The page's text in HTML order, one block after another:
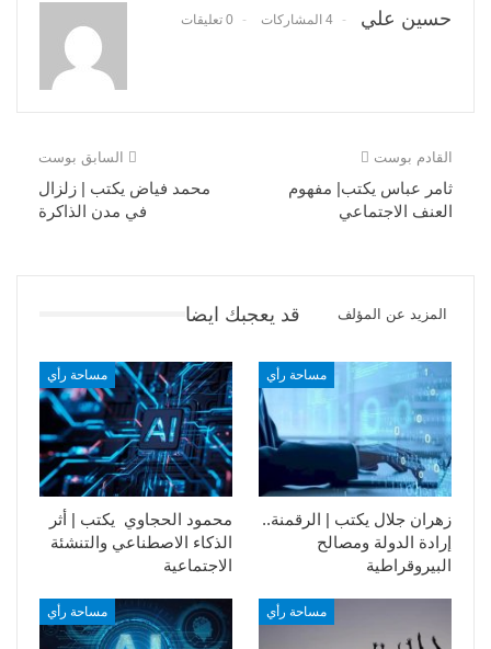
حسين علي 4 المشاركات 0 تعليقات
السابق بوست
محمد فياض يكتب | زلزال
في مدن الذاكرة
القادم بوست
ثامر عباس يكتب| مفهوم
العنف الاجتماعي
قد يعجبك ايضا المزيد عن المؤلف
مساحة رأي
محمود الحجاوي يكتب | أثر
الذكاء الاصطناعي والتنشئة
الاجتماعية
مساحة رأي
زهران جلال يكتب | الرقمنة..
إرادة الدولة ومصالح
البيروقراطية
مساحة رأي مساحة رأي